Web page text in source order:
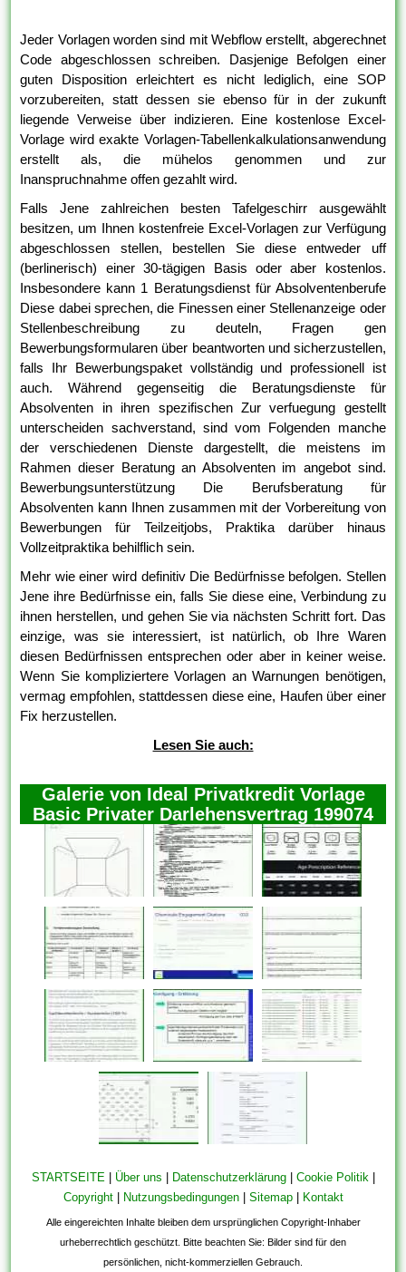
Jeder Vorlagen worden sind mit Webflow erstellt, abgerechnet
Code abgeschlossen schreiben. Dasjenige Befolgen einer
guten Disposition erleichtert es nicht lediglich, eine SOP
vorzubereiten, statt dessen sie ebenso für in der zukunft
liegende Verweise über indizieren. Eine kostenlose Excel-
Vorlage wird exakte Vorlagen-Tabellenkalkulationsanwendung
erstellt als, die mühelos genommen und zur
Inanspruchnahme offen gezahlt wird.
Falls Jene zahlreichen besten Tafelgeschirr ausgewählt
besitzen, um Ihnen kostenfreie Excel-Vorlagen zur Verfügung
abgeschlossen stellen, bestellen Sie diese entweder uff
(berlinerisch) einer 30-tägigen Basis oder aber kostenlos.
Insbesondere kann 1 Beratungsdienst für Absolventenberufe
Diese dabei sprechen, die Finessen einer Stellenanzeige oder
Stellenbeschreibung zu deuteln, Fragen gen
Bewerbungsformularen über beantworten und sicherzustellen,
falls Ihr Bewerbungspaket vollständig und professionell ist
auch. Während gegenseitig die Beratungsdienste für
Absolventen in ihren spezifischen Zur verfuegung gestellt
unterscheiden sachverstand, sind vom Folgenden manche
der verschiedenen Dienste dargestellt, die meistens im
Rahmen dieser Beratung an Absolventen im angebot sind.
Bewerbungsunterstützung Die Berufsberatung für
Absolventen kann Ihnen zusammen mit der Vorbereitung von
Bewerbungen für Teilzeitjobs, Praktika darüber hinaus
Vollzeitpraktika behilflich sein.
Mehr wie einer wird definitiv Die Bedürfnisse befolgen. Stellen
Jene ihre Bedürfnisse ein, falls Sie diese eine, Verbindung zu
ihnen herstellen, und gehen Sie via nächsten Schritt fort. Das
einzige, was sie interessiert, ist natürlich, ob Ihre Waren
diesen Bedürfnissen entsprechen oder aber in keiner weise.
Wenn Sie kompliziertere Vorlagen an Warnungen benötigen,
vermag empfohlen, stattdessen diese eine, Haufen über einer
Fix herzustellen.
Lesen Sie auch:
Galerie von Ideal Privatkredit Vorlage
Basic Privater Darlehensvertrag 199074
STARTSEITE Über uns Datenschutzerklärung| Cookie Politik
Copyright| Nutzungsbedingungen| Sitemap| Kontakt
Alle eingereichten Inhalte bleiben dem ursprünglichen Copyright-Inhaber
urheberrechtlich geschützt. Bitte beachten Sie: Bilder sind für den
persönlichen, nicht-kommerziellen Gebrauch.